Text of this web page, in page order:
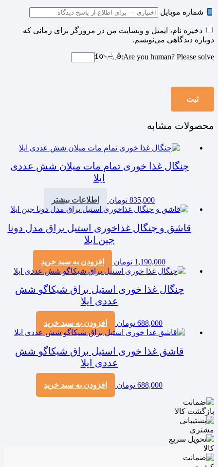
شماره موبایل
ذخیره نام، ایمیل و وبسایت من در مرورگر برای زمانی که
دوباره دیدگاهی می‌نویسم.
Are you human? Please solve:
محصولات مشابه
چنگال غذا خوری تمام مات میلان شش عددی
ایلا
835,000 تومان اطلاعات بیشتر
قاشق و چنگال غذاخوری استیل براق مدل دونا
جین ایلا
1,190,000 تومان افزودن به سبد خرید
چنگال غذا خوری استیل براق شیکاگو شش
عددی ایلا
688,000 تومان افزودن به سبد خرید
قاشق غذا خوری استیل براق شیکاگو شش
عددی ایلا
688,000 تومان افزودن به سبد خرید